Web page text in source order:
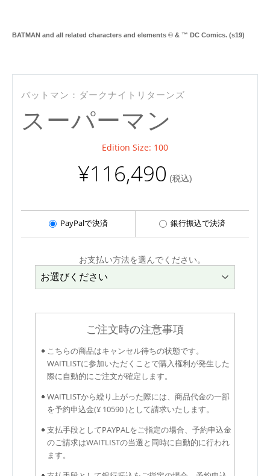
BATMAN and all related characters and elements © & ™ DC Comics. (s19)
バットマン：ダークナイトリターンズ
スーパーマン
Edition Size: 100
¥116,490 (税込)
PayPalで決済 銀行振込で決済
お支払い方法を選んでください。
ご注文時の注意事項
こちらの商品はキャンセル待ちの状態です。
WAITLISTに参加いただくことで購入権利が発生した
際に自動的にご注文が確定します。
WAITLISTから繰り上がった際には、商品代金の一部
を予約申込金(¥ 10590 )として請求いたします。
支払手段としてPAYPALをご指定の場合、予約申込金
のご請求はWAITLISTの当選と同時に自動的に行われ
ます。